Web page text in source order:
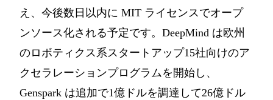
え、今後数日以内に MIT ライセンスでオープ
ンソース化される予定です。DeepMind は欧州
のロボティクス系スタートアップ15社向けのア
クセラレーションプログラムを開始し、
Genspark は追加で1億ドルを調達して26億ドル